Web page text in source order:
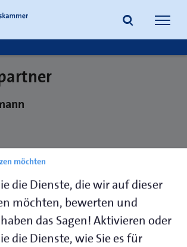
114
speichern (.vcf)
möchten
die Dienste, die wir auf dieser
möchten, bewerten und
das Sagen! Aktivieren oder
die Dienste, wie Sie es für